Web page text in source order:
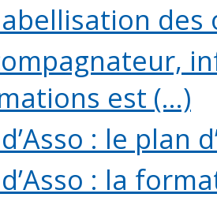
est (...)
: le plan
: la